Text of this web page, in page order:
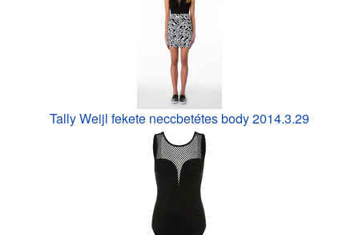
Tally Weijl fekete neccbetétes body 2014.3.29